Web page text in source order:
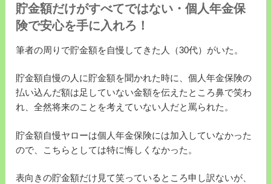
貯金額だけがすべてではない・個人年金保
険で安心を手に入れろ！
筆者の周りで貯金額を自慢してきた人（30代）がいた。
貯金額自慢の人に貯金額を聞かれた時に、個人年金保険の
払い込んだ額は足していない金額を伝えたところ鼻で笑わ
れ、全然将来のことを考えていない人だと罵られた。
貯金額自慢ヤローは個人年金保険には加入していなかった
ので、こちらとしては特に悔しくなかった。
表向きの貯金額だけ見て笑っているところ申し訳ないが、